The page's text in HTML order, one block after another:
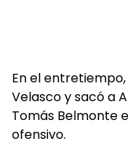
En el
Velasco y sacó a
Tomás Belmonte
ofensivo.